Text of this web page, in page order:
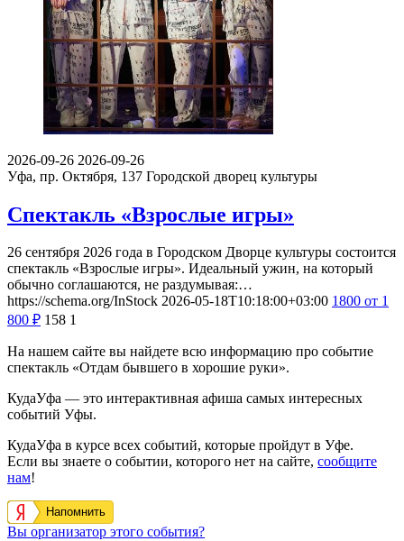
2026-09-26 2026-09-26
Уфа, пр. Октября, 137 Городской дворец культуры
Спектакль «Взрослые игры»
26 сентября 2026 года в Городском Дворце культуры состоится
спектакль «Взрослые игры». Идеальный ужин, на который
обычно соглашаются, не раздумывая:…
https://schema.org/InStock 2026-05-18T10:18:00+03:00 1800 от 1
800 ₽ 158 1
На нашем сайте вы найдете всю информацию про событие
спектакль «Отдам бывшего в хорошие руки».
КудаУфа — это интерактивная афиша самых интересных
событий Уфы.
КудаУфа в курсе всех событий, которые пройдут в Уфе.
Если вы знаете о событии, которого нет на сайте, сообщите
нам!
Напомнить
Вы организатор этого события?